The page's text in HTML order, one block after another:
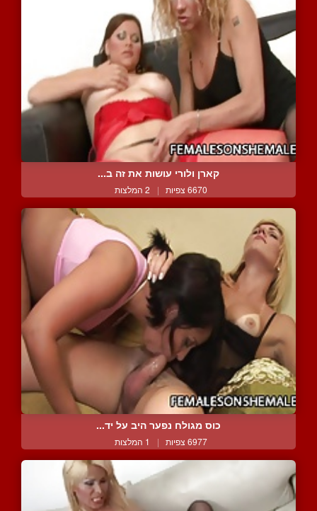
קארן ולורי עושות את זה ב...
6670 צפיות | 2 המלצות
כוס מגולח נפער היב על יד...
6977 צפיות | 1 המלצות